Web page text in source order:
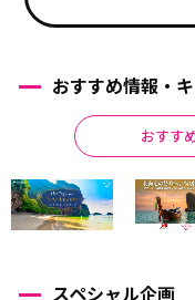
おすすめ情報・
おすす
スペシャル企画